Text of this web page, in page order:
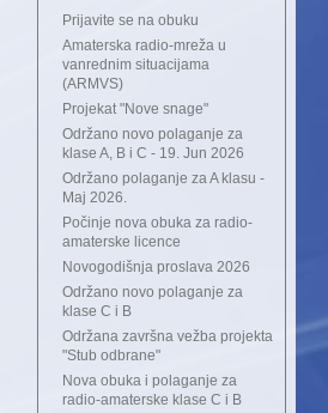
Prijavite se na obuku
Amaterska radio-mreža u
vanrednim situacijama
(ARMVS)
Projekat "Nove snage"
Održano novo polaganje za
klase A, B i C - 19. Jun 2026
Održano polaganje za A klasu -
Maj 2026.
Počinje nova obuka za radio-
amaterske licence
Novogodišnja proslava 2026
Održano novo polaganje za
klase C i B
Održana završna vežba projekta
"Stub odbrane"
Nova obuka i polaganje za
radio-amaterske klase C i B